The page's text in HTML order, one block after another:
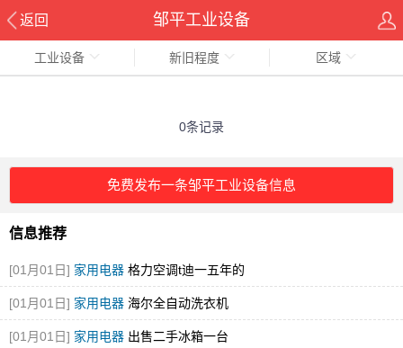
返回 邹平工业设备
工业设备 新旧程度 区域
0条记录
免费发布一条邹平工业设备信息
信息推荐
[01月01日] 家用电器 格力空调t迪一五年的
[01月01日] 家用电器 海尔全自动洗衣机
[01月01日] 家用电器 出售二手冰箱一台